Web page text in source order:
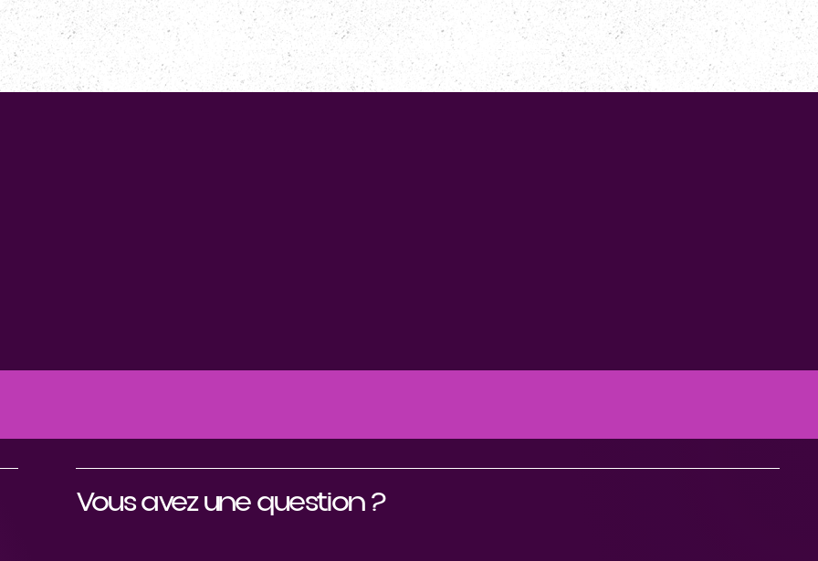
INSCRIPTIONS NOUVELLES TOURNOIS MÉDIAS CONTACTEZ-NOUS
Vous avez une question ?